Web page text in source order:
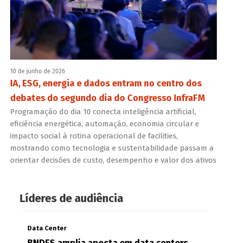
10 de junho de 2026
IA, ESG, energia e dados entram no centro dos
debates do segundo dia do Congresso InfraFM
Programação do dia 10 conecta inteligência artificial,
eficiência energética, automação, economia circular e
impacto social à rotina operacional de facilities,
mostrando como tecnologia e sustentabilidade passam a
orientar decisões de custo, desempenho e valor dos ativos
Líderes de audiência
Data Center